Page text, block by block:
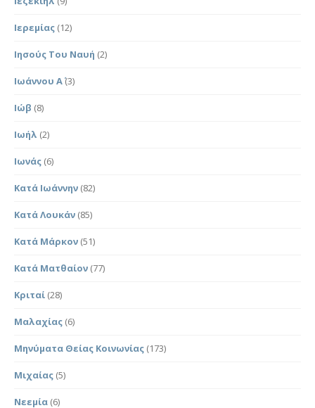
Ιερεμίας (12)
Ιησούς Του Ναυή (2)
Ιωάννου Α΄(3)
Ιώβ (8)
Ιωήλ (2)
Ιωνάς (6)
Κατά Ιωάννην (82)
Κατά Λουκάν (85)
Κατά Μάρκον (51)
Κατά Ματθαίον (77)
Κριταί (28)
Μαλαχίας (6)
Μηνύματα Θείας Κοινωνίας (173)
Μιχαίας (5)
Νεεμία (6)